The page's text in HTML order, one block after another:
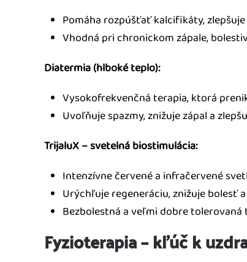
Pomáha rozpúšťať kalcifikáty,
Vhodná pri chronickom zápale,
Diatermia (hlboké teplo):
Vysokofrekvenčná terapia, ktorá
Uvoľňuje spazmy, znižuje zápal a
TrijaluX – svetelná biostimulácia:
Intenzívne červené a infračervené
Urýchľuje regeneráciu, znižuje bolesť
Bezbolestná a veľmi dobre tolerovaná
Fyzioterapia – kľúč k